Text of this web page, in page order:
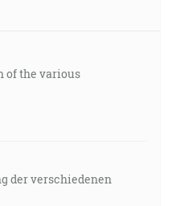
of the various
der verschiedenen